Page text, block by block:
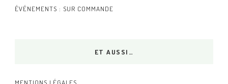
ÉVÉNEMENTS : SUR COMMANDE
ET AUSSI…